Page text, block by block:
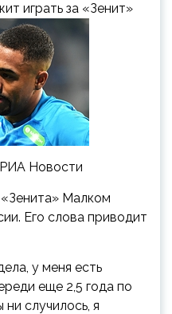
играть за «Зенит»
Новости
Малком
Его слова приводит
у меня есть
еще 2,5 года по
случилось, я